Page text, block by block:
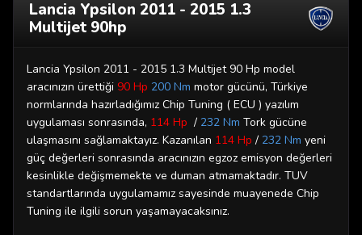
Lancia Ypsilon 2011 - 2015 1.3
Multijet 90hp
Lancia Ypsilon 2011 - 2015 1.3 Multijet 90 Hp model
aracınızın ürettiği 90 Hp 200 Nm motor gücünü, Türkiye
normlarında hazırladığımız Chip Tuning ( ECU ) yazılım
uygulaması sonrasında, 114 Hp / 232 Nm Tork gücüne
ulaşmasını sağlamaktayız. Kazanılan 114 Hp / 232 Nm yeni
güç değerleri sonrasında aracınızın egzoz emisyon değerleri
kesinlikle değişmemekte ve duman atmamaktadır. TUV
standartlarında uygulamamız sayesinde muayenede Chip
Tuning ile ilgili sorun yaşamayacaksınız.